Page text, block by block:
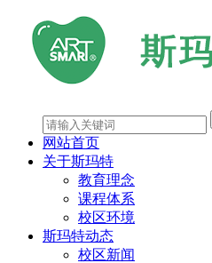
网站首页
关于斯玛特
教育理念
课程体系
校区环境
斯玛特动态
校区新闻